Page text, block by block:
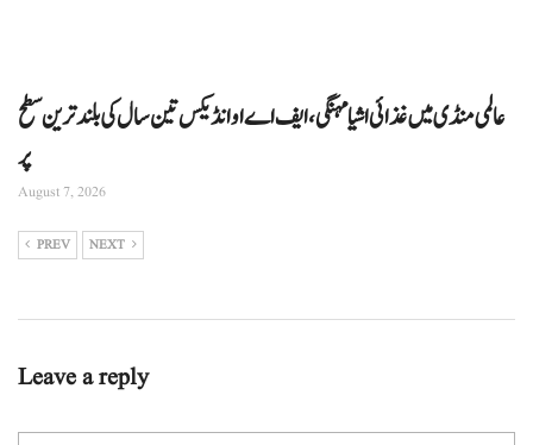
عالمی منڈی میں غذائی اشیا مہنگی، ایف اے او انڈیکس تین سال کی بلند ترین سطح
پر
August 7, 2026
PREV NEXT
Leave a reply